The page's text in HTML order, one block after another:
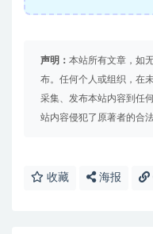
声明： 本站所有文章，如
布。任何个人或组织，在
采集、发布本站内容到任
站内容侵犯了原著者的合
收藏 海报